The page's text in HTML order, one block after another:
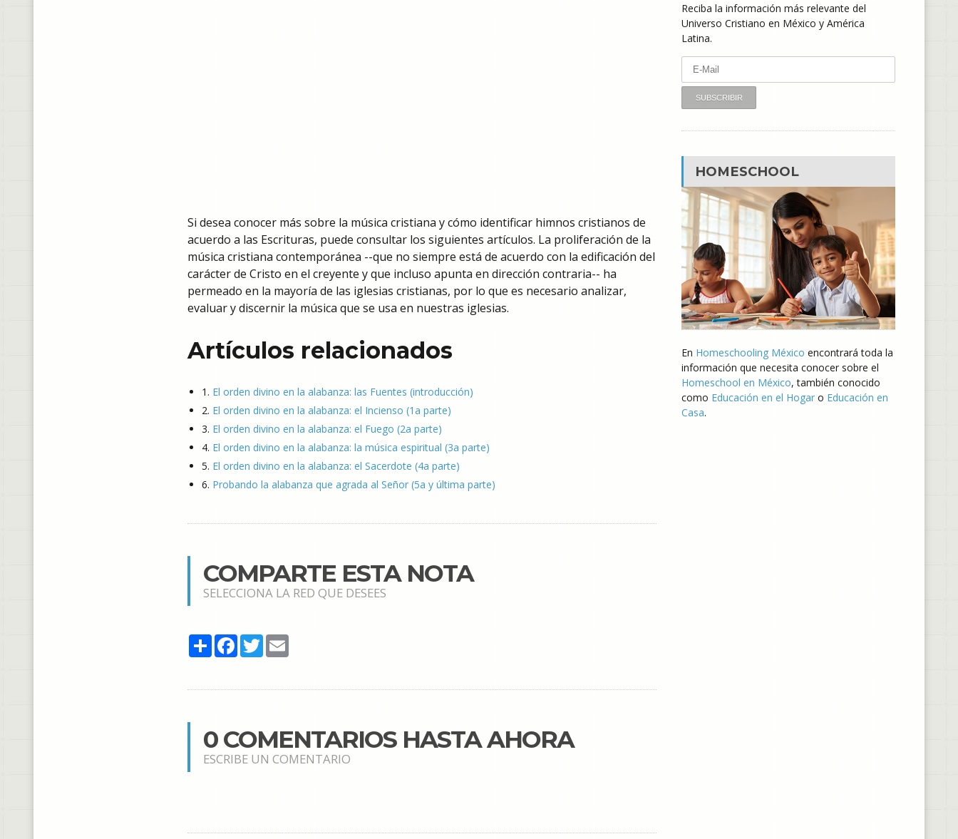
Si desea conocer más sobre la música cristiana y cómo identificar himnos cristianos de
acuerdo a las Escrituras, puede consultar los siguientes artículos. La proliferación de la
música cristiana contemporánea --que no siempre está de acuerdo con la edificación del
carácter de Cristo en el creyente y que incluso apunta en dirección contraria-- ha
permeado en la mayoría de las iglesias cristianas, por lo que es necesario analizar,
evaluar y discernir la música que se usa en nuestras iglesias.
Artículos relacionados
1. El orden divino en la alabanza: las Fuentes (introducción)
2. El orden divino en la alabanza: el Incienso (1a parte)
3. El orden divino en la alabanza: el Fuego (2a parte)
4. El orden divino en la alabanza: la música espiritual (3a parte)
5. El orden divino en la alabanza: el Sacerdote (4a parte)
6. Probando la alabanza que agrada al Señor (5a y última parte)
COMPARTE ESTA NOTA
SELECCIONA LA RED QUE DESEES
ShareFacebook
TwitterEmail
0 COMENTARIOS HASTA AHORA
ESCRIBE UN COMENTARIO
Reciba la información más relevante del
Universo Cristiano en México y América
Latina.
HOMESCHOOL
En Homeschooling México encontrará toda la
información que necesita conocer sobre el
Homeschool en México, también conocido
como Educación en el Hogar o Educación en
Casa.